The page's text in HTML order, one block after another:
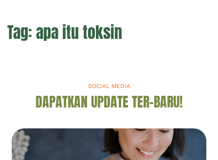
Tag:apa itu toksin
SOCIAL MEDIA
DAPATKAN UPDATE TER-BARU!